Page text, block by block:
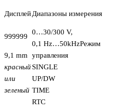
ДисплейДиапазоны измерения
999999
9,1 mm
красный
или
зеленый
0…30/300 V,
0,1 Hz…50kHzРежим
управления
SINGLE
UP/DW
TIME
RTC